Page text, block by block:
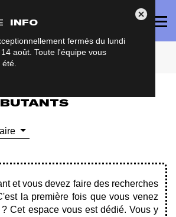
Fermer
INFO
fermés du lundi
août. Toute l'équipe vous
le
recherche
Pour vous aider
et vous devez faire des recherches
la première fois que vous venez
Cet espace vous est dédié. Vous y